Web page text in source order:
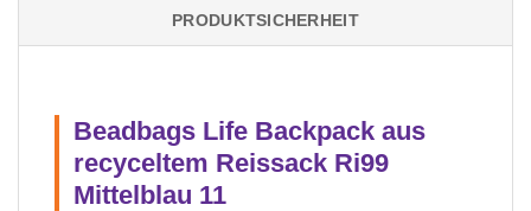
PRODUKTSICHERHEIT
Beadbags Life Backpack aus
recyceltem Reissack Ri99
Mittelblau 11